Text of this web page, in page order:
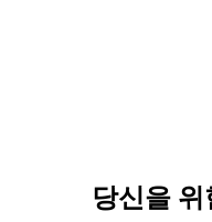
당신을